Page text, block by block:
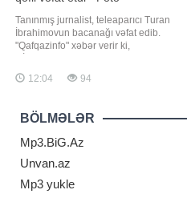
Tanınmış jurnalist, teleaparıcı Turan
İbrahimovun bacanağı vəfat edib.
"Qafqazinfo" xəbər verir ki,
yoldaşı Emin Səfiyarov qəfil
dünyasını dəyişib. E.Səfiyarov özəl
Mərhumun həyat yoldaşı Pərvin
Səfiyarova və onun bacısı Nərmi
12:04 94
BÖLMƏLƏR
Mp3.BiG.Az
Unvan.az
Mp3 yukle